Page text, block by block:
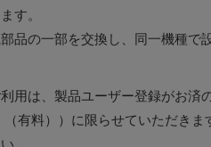
す。
品の一部を交換し、同一機種
用は、製品ユーザー登録がお済
（有料））に限らせていただき